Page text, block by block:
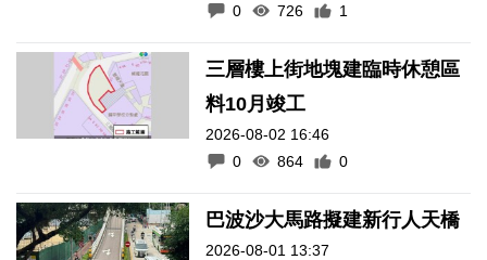
0
726 1
三層樓上街地塊建臨時休憩區
料10月竣工
2026-08-02 16:46
0
864 0
巴波沙大馬路擬建新行人天橋
2026-08-01 13:37